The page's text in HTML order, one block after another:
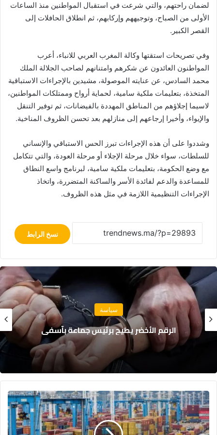
لضمان راحتهم، والتي شرعت في استقبال المواطنين منذ الساعات
الأولى من الصباح، وتوجيههم وإركابهم، ثم انطلاق الحافلات إلى
القصر الكبير.
وفي تصريحات استقتها وكالة المغرب العربي للانباء، أعرب
المواطنون العائدون عن شكرهم وامتنانهم لصاحب الجلالة الملك
محمد السادس، عن عنايته الموصولة، مشيدين بالإجراءات الاستباقية
المتخذة، بتعليمات ملكية سامية، لحماية أرواح وممتلكات المواطنين،
لاسيما إجلاؤهم من المناطق المهددة بالفيضانات، ثم توفير التنقل
والإيواء، وأخيرا إرجاعهم إلى منازلهم بعد تحسن الظروف المناخية.
وشددوا على أن هذه الإجراءات تبرز الحس الاستباقي والإنساني
للسلطات، سواء خلال مرحلة الإجلاء أو مرحلة العودة، والتي تتكامل
مع وضع الحكومة، بتعليمات ملكية سامية، لبرنامج واسع النطاق
للمساعدة والدعم لفائدة الأسر والساكنة المتضررة، واتخاذ
الإجراءات التنظيمية اللازمة في مثل هذه الظروف.
نسخ الرابط
مجتمع
نجاة 18 بحارًا بعد غرق مركب صيد للسردين قبالة
سواحل الداخلة
الصين
تلغي
الرسوم
الجمركية